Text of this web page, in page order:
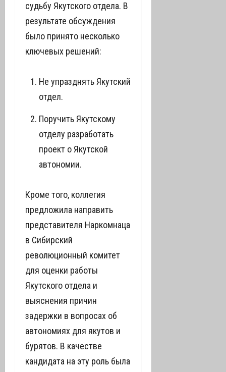
судьбу Якутского отдела. В
результате обсуждения
было принято несколько
ключевых решений:
Не упразднять Якутский
отдел.
Поручить Якутскому
отделу разработать
проект о Якутской
автономии.
Кроме того, коллегия
предложила направить
представителя Наркомнаца
в Сибирский
революционный комитет
для оценки работы
Якутского отдела и
выяснения причин
задержки в вопросах об
автономиях для якутов и
бурятов. В качестве
кандидата на эту роль была